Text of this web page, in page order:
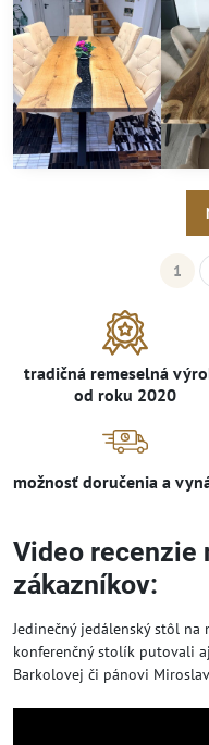
1
tradičná remeselná
od roku 2020
možnosť doručenia a
Video recenzie
zákazníkov:
Jedinečný jedálenský stôl
konferenčný stolík putovali
Barkolovej či pánovi